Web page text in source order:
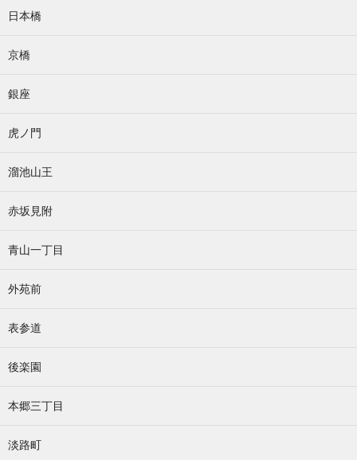
日本橋
京橋
銀座
虎ノ門
溜池山王
赤坂見附
青山一丁目
外苑前
表参道
後楽園
本郷三丁目
淡路町